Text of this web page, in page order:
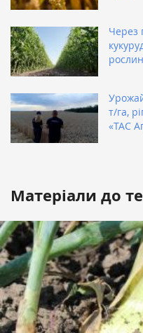
Через
т/га,
«ТАС
Матеріали до